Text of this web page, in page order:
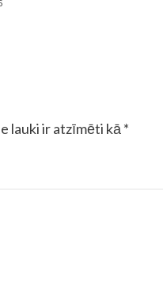
lauki ir atzīmēti kā *